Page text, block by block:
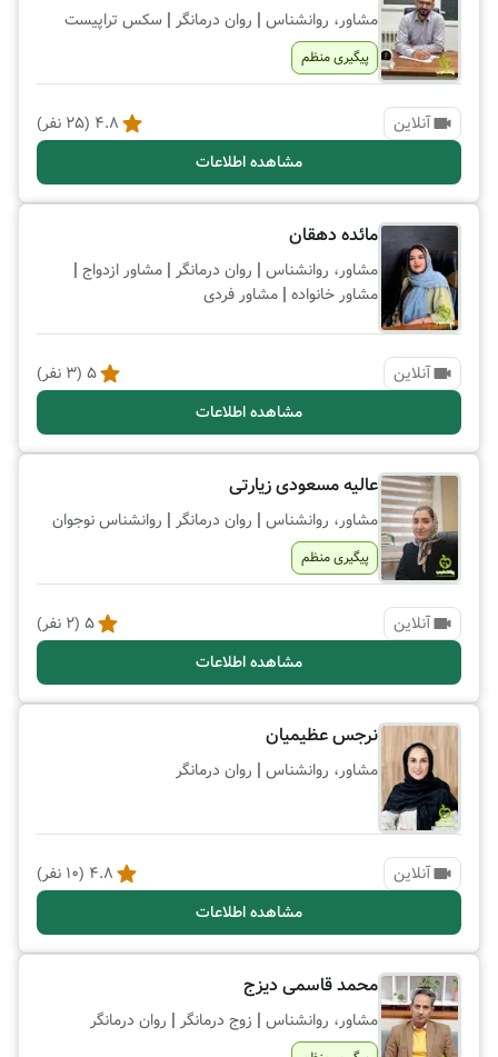
مشاور، روانشناس | روان درمانگر | سکس تراپیست
پیگیری منظم
آنلاین 4.8
(
25 نفر)
مشاهده اطلاعات
مائده دهقان
مشاور، روانشناس | روان درمانگر | مشاور ازدواج |
مشاور خانواده | مشاور فردی
آنلاین 5
(
3 نفر)
مشاهده اطلاعات
عالیه مسعودی زیارتی
مشاور، روانشناس | روان درمانگر | روانشناس نوجوان
پیگیری منظم
آنلاین 5
(
2 نفر)
مشاهده اطلاعات
نرجس عظیمیان
مشاور، روانشناس | روان درمانگر
آنلاین 4.8
(
10 نفر)
مشاهده اطلاعات
محمد قاسمی دیزج
مشاور، روانشناس | زوج درمانگر | روان درمانگر